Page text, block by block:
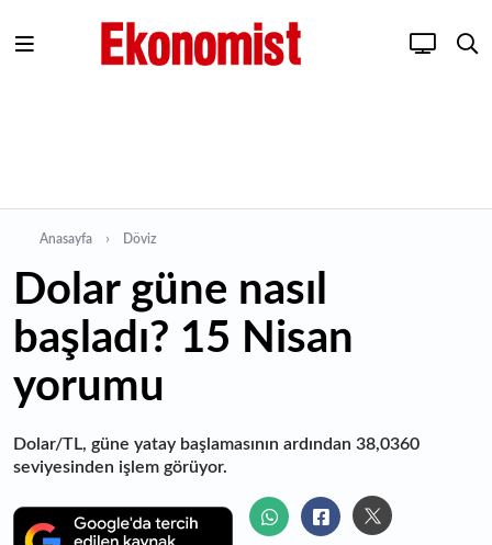
Anasayfa Döviz
Dolar güne nasıl
başladı? 15 Nisan
yorumu
Dolar/TL, güne yatay başlamasının ardından 38,0360
seviyesinden işlem görüyor.